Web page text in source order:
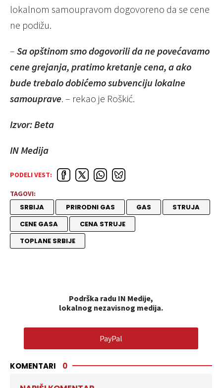
lokalnom samoupravom dogovoreno da se cene
ne podižu.
– Sa opštinom smo dogovorili da ne povećavamo
cene grejanja, pratimo kretanje cena, a ako
bude trebalo dobićemo subvenciju lokalne
samouprave. – rekao je Roškić.
Izvor: Beta
IN Medija
PODELI VEST:
TAGOVI:
SRBIJA PRIRODNI GAS GAS
STRUJA
CENE GASA
CENA STRUJE
TOPLANE SRBIJE
Podrška radu IN Medije,
lokalnog nezavisnog medija.
PayPal
KOMENTARI 0